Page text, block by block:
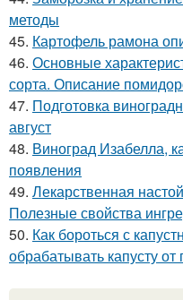
методы
45. Картофель рамона
46. Основные
сорта. Описание
47. Подготовка
август
48. Виноград Изабелла,
появления
49. Лекарственная
Полезные свойства
50. Как бороться с
обрабатывать капусту от